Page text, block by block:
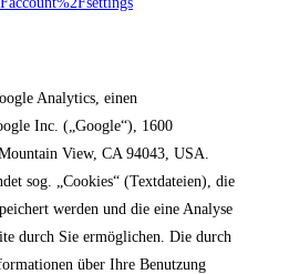
Analytics, einen
Inc. („Google“), 1600
View, CA 94043, USA.
sog. „Cookies“ (Textdateien), die
werden und die eine Analyse
durch Sie ermöglichen. Die durch
über Ihre Benutzung